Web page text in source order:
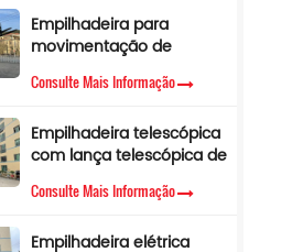
Empilhadeira para
movimentação de
lateral telescópica de 4
venda
Consulte Mais Informação
Empilhadeira telescópica
com lança telescópica de
empilhadeira telescópica
condicionado
Consulte Mais Informação
Empilhadeira elétrica